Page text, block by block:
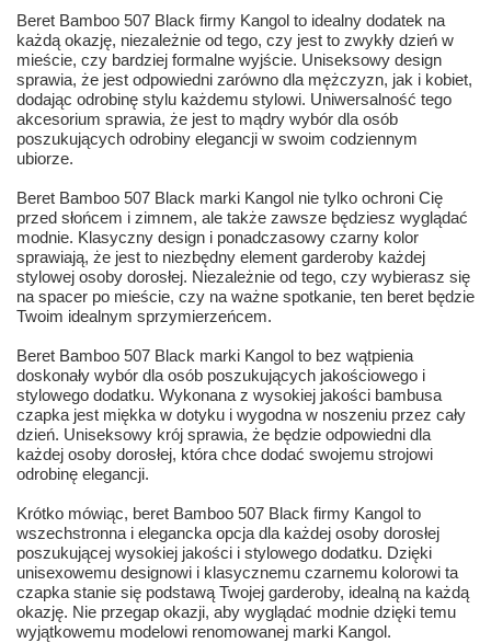
Beret Bamboo 507 Black firmy Kangol to idealny dodatek na
każdą okazję, niezależnie od tego, czy jest to zwykły dzień w
mieście, czy bardziej formalne wyjście. Uniseksowy design
sprawia, że jest odpowiedni zarówno dla mężczyzn, jak i kobiet,
dodając odrobinę stylu każdemu stylowi. Uniwersalność tego
akcesorium sprawia, że jest to mądry wybór dla osób
poszukujących odrobiny elegancji w swoim codziennym
ubiorze.
Beret Bamboo 507 Black marki Kangol nie tylko ochroni Cię
przed słońcem i zimnem, ale także zawsze będziesz wyglądać
modnie. Klasyczny design i ponadczasowy czarny kolor
sprawiają, że jest to niezbędny element garderoby każdej
stylowej osoby dorosłej. Niezależnie od tego, czy wybierasz się
na spacer po mieście, czy na ważne spotkanie, ten beret będzie
Twoim idealnym sprzymierzeńcem.
Beret Bamboo 507 Black marki Kangol to bez wątpienia
doskonały wybór dla osób poszukujących jakościowego i
stylowego dodatku. Wykonana z wysokiej jakości bambusa
czapka jest miękka w dotyku i wygodna w noszeniu przez cały
dzień. Uniseksowy krój sprawia, że będzie odpowiedni dla
każdej osoby dorosłej, która chce dodać swojemu strojowi
odrobinę elegancji.
Krótko mówiąc, beret Bamboo 507 Black firmy Kangol to
wszechstronna i elegancka opcja dla każdej osoby dorosłej
poszukującej wysokiej jakości i stylowego dodatku. Dzięki
unisexowemu designowi i klasycznemu czarnemu kolorowi ta
czapka stanie się podstawą Twojej garderoby, idealną na każdą
okazję. Nie przegap okazji, aby wyglądać modnie dzięki temu
wyjątkowemu modelowi renomowanej marki Kangol.